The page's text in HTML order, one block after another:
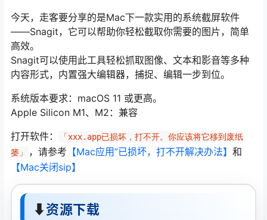
今天，走客要分享的是Mac下一款实用的系统截屏软件
——Snagit，它可以帮助你轻松截取你需要的图片，简单
高效。
Snagit可以使用此工具轻松抓取图像、文本和影音等多种
内容形式，内置强大编辑器，捕捉、编辑一步到位。
系统版本要求：macOS 11 或更高。
Apple Silicon M1、M2：兼容
打开软件：
「xxx.app已损坏，打不开。你应该将它移到废纸
篓」
，请参考 【Mac应用”已损坏，打不开解决办法】 和
【Mac关闭sip】
⬇资源下载